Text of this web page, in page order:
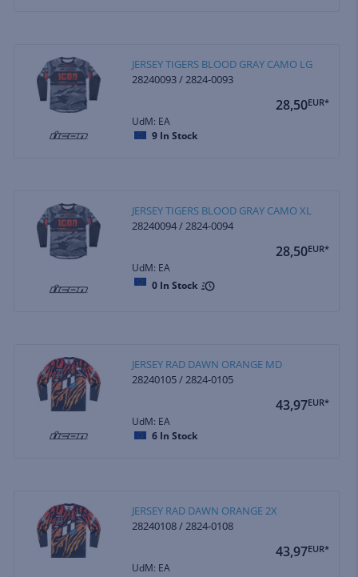
JERSEY TIGERS BLOOD GRAY CAMO LG
28240093 / 2824-0093
28,50EUR*
UdM: EA
9 In Stock
JERSEY TIGERS BLOOD GRAY CAMO XL
28240094 / 2824-0094
28,50EUR*
UdM: EA
0 In Stock
JERSEY RAD DAWN ORANGE MD
28240105 / 2824-0105
43,97EUR*
UdM: EA
6 In Stock
JERSEY RAD DAWN ORANGE 2X
28240108 / 2824-0108
43,97EUR*
UdM: EA